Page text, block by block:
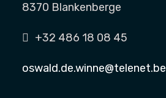
8370 Blankenberge
+32 486 18 08 45
oswald.de.winne@telenet.be